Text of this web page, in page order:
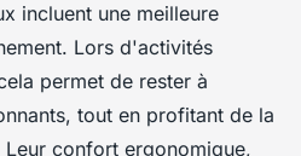
incluent une meilleure
Lors d'activités
permet de rester à
tout en profitant de la
confort ergonomique,